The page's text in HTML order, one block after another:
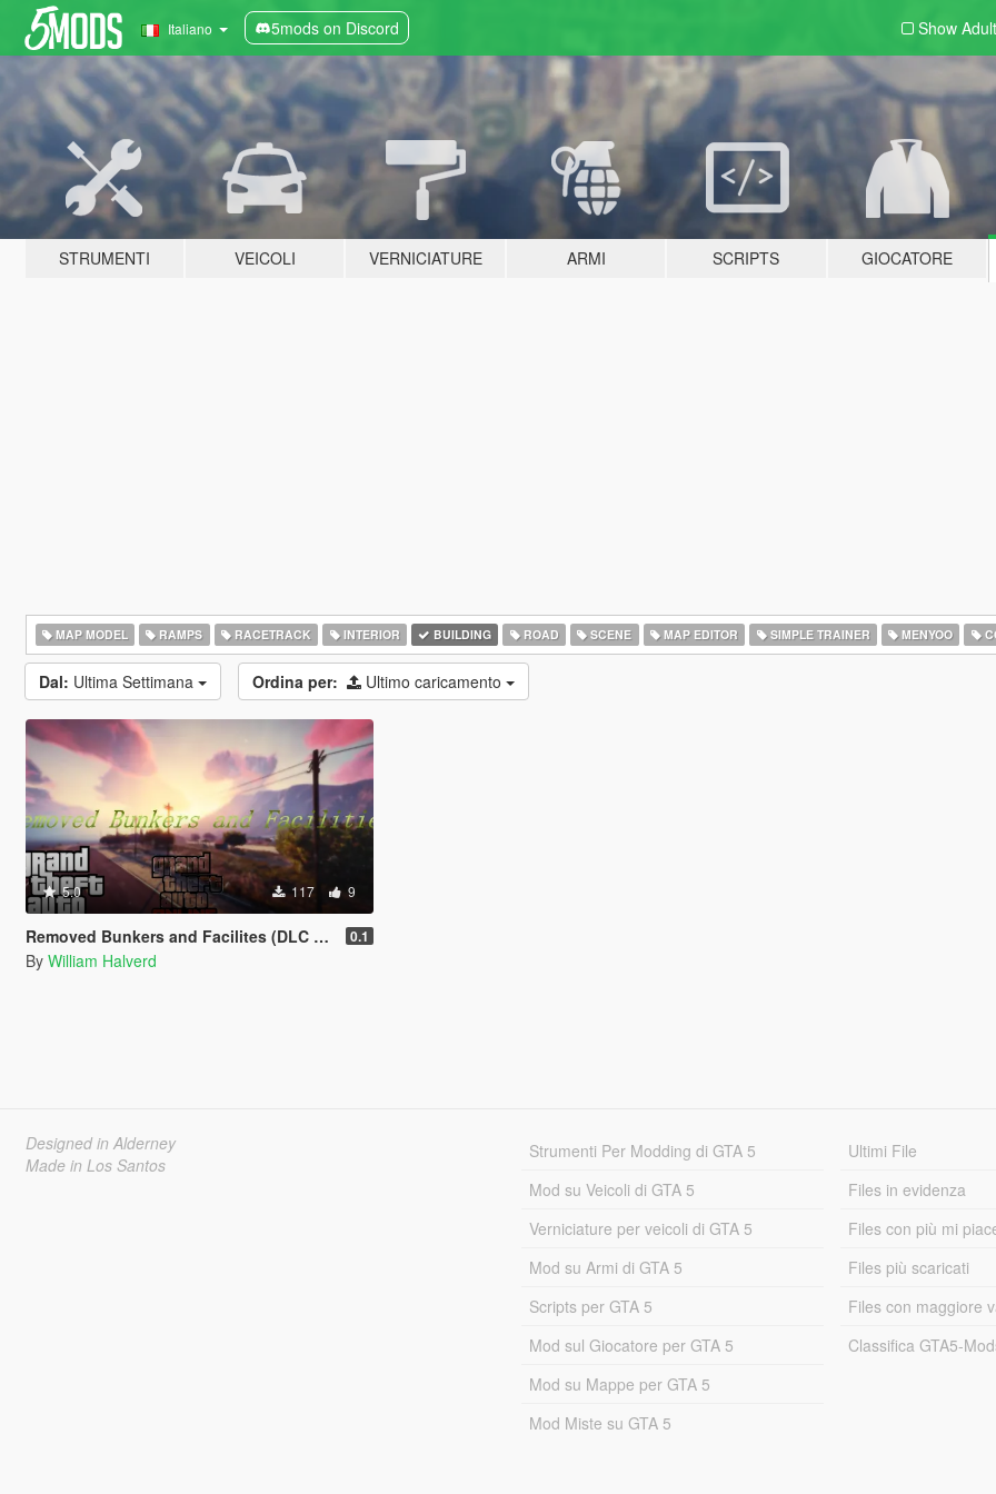
Italiano 5mods on Discord Show Adult
STRUMENTI VEICOLI VERNICIATURE ARMI SCRIPTS GIOCATORE
MAP MODEL RAMPS RACETRACK INTERIOR BUILDING ROAD SCENE MAP EDITOR SIMPLE TRAINER MENYOO
Dal: Ultima Settimana Ordina per: Ultimo caricamento
5.0 117 9
Removed Bunkers and Facilites (DLC add-on) 0.1
By William Halverd
Designed in Alderney
Made in Los Santos
Strumenti Per Modding di GTA 5
Mod su Veicoli di GTA 5
Verniciature per veicoli di GTA 5
Mod su Armi di GTA 5
Scripts per GTA 5
Mod sul Giocatore per GTA 5
Mod su Mappe per GTA 5
Mod Miste su GTA 5
Ultimi File
Files in evidenza
Files con più mi
Files più scaricati
Files con maggiore
Classifica GTA5-